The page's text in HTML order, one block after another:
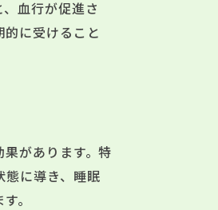
血行が促進さ
に受けること
があります。特
態に導き、睡眠
。